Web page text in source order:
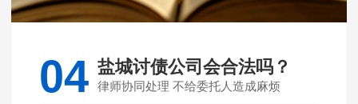
04 盐城讨债公司会合法吗？
律师协同处理 不给委托人造成麻烦